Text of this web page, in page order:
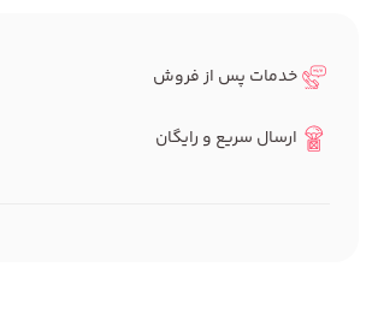
خدمات پس از فروش
ارسال سریع و رایگان